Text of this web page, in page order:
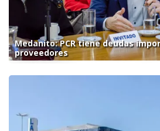
Medanito: PCR tiene deudas
proveedores